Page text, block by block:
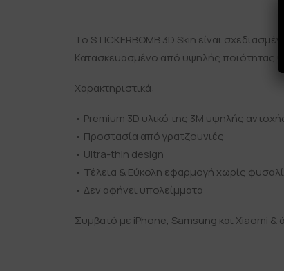
Το STICKERBOMB 3D Skin είναι
Κατασκευασμένο από υψηλής ποιότητας
Χαρακτηριστικά:
• Premium 3D υλικό της 3Μ υψηλής
• Προστασία από γρατζουνιές
• Ultra-thin design
• Τέλεια & Εύκολη εφαρμογή χωρίς
• Δεν αφήνει υπολείμματα
Συμβατό με iPhone, Samsung και Xiaomi &